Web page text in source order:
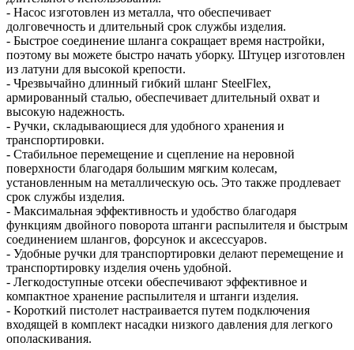
- Насос изготовлен из металла, что обеспечивает
долговечность и длительный срок службы изделия.
- Быстрое соединение шланга сокращает время настройки,
поэтому вы можете быстро начать уборку. Штуцер изготовлен
из латуни для высокой крепости.
- Чрезвычайно длинный гибкий шланг SteelFlex,
армированный сталью, обеспечивает длительный охват и
высокую надежность.
- Ручки, складывающиеся для удобного хранения и
транспортировки.
- Стабильное перемещение и сцепление на неровной
поверхности благодаря большим мягким колесам,
установленным на металлическую ось. Это также продлевает
срок службы изделия.
- Максимальная эффективность и удобство благодаря
функциям двойного поворота штанги распылителя и быстрым
соединением шлангов, форсунок и аксессуаров.
- Удобные ручки для транспортировки делают перемещение и
транспортировку изделия очень удобной.
- Легкодоступные отсеки обеспечивают эффективное и
компактное хранение распылителя и штанги изделия.
- Короткий пистолет настраивается путем подключения
входящей в комплект насадки низкого давления для легкого
ополаскивания.